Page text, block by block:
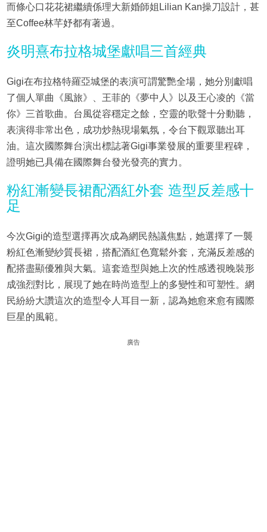
而條心口花花裙繼續係理大新婚師姐Lilian Kan操刀設計，甚
至Coffee林芊妤都有著過。
炎明熹布拉格城堡獻唱三首經典
Gigi在布拉格特羅亞城堡的表演可謂驚艷全場，她分別獻唱
了個人單曲《風旅》、王菲的《夢中人》以及王心凌的《當
你》三首歌曲。台風從容穩定之餘，空靈的歌聲十分動聽，
表演得非常出色，成功炒熱現場氣氛，令台下觀眾聽出耳
油。這次國際舞台演出標誌著Gigi事業發展的重要里程碑，
證明她已具備在國際舞台發光發亮的實力。
粉紅漸變長裙配酒紅外套 造型反差感十
足
今次Gigi的造型選擇再次成為網民熱議焦點，她選擇了一襲
粉紅色漸變紗質長裙，搭配酒紅色寬鬆外套，充滿反差感的
配搭盡顯優雅與大氣。這套造型與她上次的性感透視晚裝形
成強烈對比，展現了她在時尚造型上的多變性和可塑性。網
民紛紛大讚這次的造型令人耳目一新，認為她愈來愈有國際
巨星的風範。
廣告